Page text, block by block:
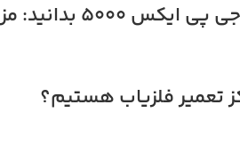
مزایا، معایب، و قیمت
تعمیر فلزیاب هستیم؟